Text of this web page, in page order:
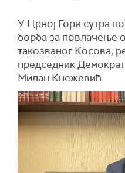
У Црној Гори сутра
борба за повлачење
такозваног Косова,
председник
Милан Кнежевић.